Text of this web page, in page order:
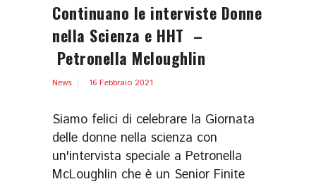
Continuano le interviste Donne
nella Scienza e HHT –
Petronella Mcloughlin
News 16 Febbraio 2021
Siamo felici di celebrare la Giornata
delle donne nella scienza con
un'intervista speciale a Petronella
McLoughlin che è un Senior Finite